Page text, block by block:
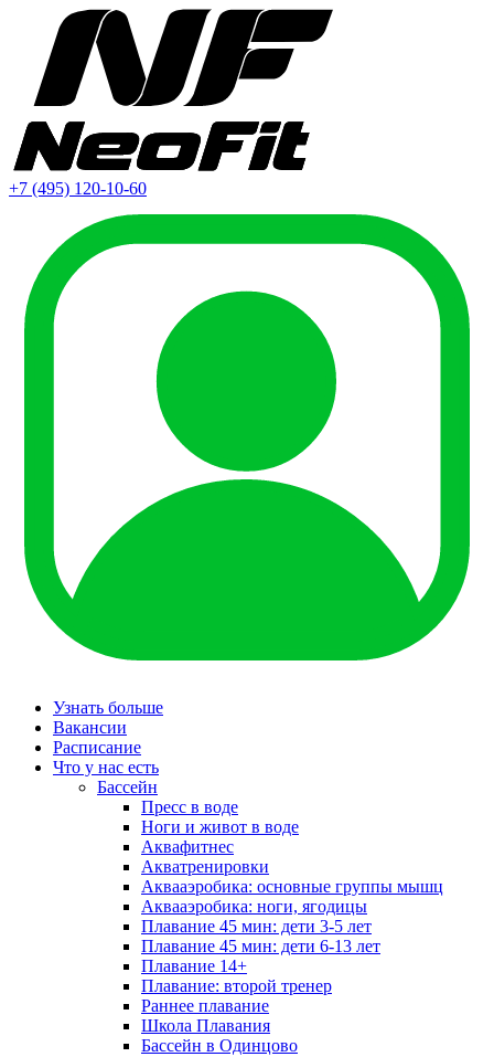
+7 (495) 120-10-60
Узнать больше
Вакансии
Расписание
Что у нас есть
Бассейн
Пресс в воде
Ноги и живот в воде
Аквафитнес
Акватренировки
Аквааэробика: основные группы мышц
Аквааэробика: ноги, ягодицы
Плавание 45 мин: дети 3-5 лет
Плавание 45 мин: дети 6-13 лет
Плавание 14+
Плавание: второй тренер
Раннее плавание
Школа Плавания
Бассейн в Одинцово